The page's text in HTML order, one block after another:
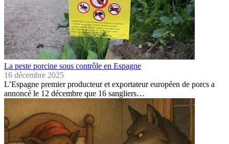
La peste porcine sous contrôle en Espagne
16 décembre 2025
L’Espagne premier producteur et exportateur européen de porcs a
annoncé le 12 décembre que 16 sangliers…